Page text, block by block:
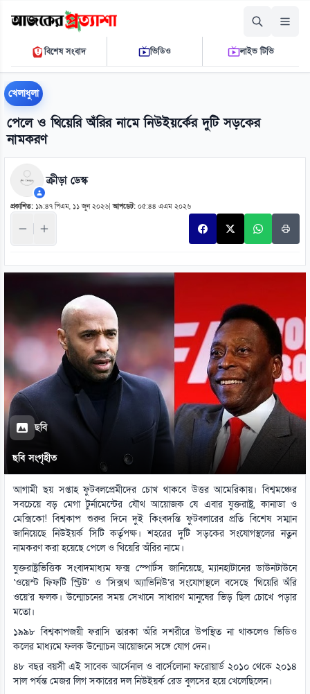
রোববার, ০৯ আগস্ট ২০২৬
০৭ ৫৫ ৫৩ এ.এম.THE DAILY AJKER PROTTASHA
বিশেষ সংবাদ ভিডিও লাইভ টিভি
খেলাধুলা
পেলে ও থিয়েরি অঁরির নামে নিউইয়র্কের দুটি সড়কের
নামকরণ
ক্রীড়া ডেস্ক
প্রকাশিত: ১৯:৪৭ পিএম, ১১ জুন ২০২৬ |আপডেট: ০৫:৪৪ এএম ২০২৬
ছবি
ছবি সংগৃহীত
আগামী ছয় সপ্তাহ ফুটবলপ্রেমীদের চোখ থাকবে উত্তর আমেরিকায়। বিশ্বমঞ্চের
সবচেয়ে বড় মেগা টুর্নামেন্টের যৌথ আয়োজক যে এবার যুক্তরাষ্ট্র, কানাডা ও
মেক্সিকো! বিশ্বকাপ শুরুর দিনে দুই কিংবদন্তি ফুটবলারের প্রতি বিশেষ সম্মান
জানিয়েছে নিউইয়র্ক সিটি কর্তৃপক্ষ। শহরের দুটি সড়কের সংযোগস্থলের নতুন
নামকরণ করা হয়েছে পেলে ও থিয়েরি অঁরির নামে।
যুক্তরাষ্ট্রভিত্তিক সংবাদমাধ্যম ফক্স স্পোর্টস জানিয়েছে, ম্যানহাটানের ডাউনটাউনে
‘ওয়েস্ট ফিফটি স্ট্রিট’ ও ‘সিক্সথ অ্যাভিনিউ’র সংযোগস্থলে বসেছে ‘থিয়েরি অঁরি
ওয়ে’র ফলক। উন্মোচনের সময় সেখানে সাধারণ মানুষের ভিড় ছিল চোখে পড়ার
মতো।
১৯৯৮ বিশ্বকাপজয়ী ফরাসি তারকা অঁরি সশরীরে উপস্থিত না থাকলেও ভিডিও
কলের মাধ্যমে ফলক উন্মোচন আয়োজনে সঙ্গে যোগ দেন।
৪৮ বছর বয়সী এই সাবেক আর্সেনাল ও বার্সেলোনা ফরোয়ার্ড ২০১০ থেকে ২০১৪
সাল পর্যন্ত মেজর লিগ সকারের দল নিউইয়র্ক রেড বুলসের হয়ে খেলেছিলেন।